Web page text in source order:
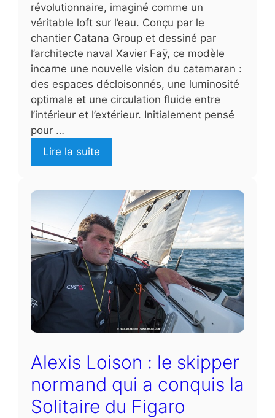
révolutionnaire, imaginé comme un
véritable loft sur l’eau. Conçu par le
chantier Catana Group et dessiné par
l’architecte naval Xavier Faÿ, ce modèle
incarne une nouvelle vision du catamaran :
des espaces décloisonnés, une luminosité
optimale et une circulation fluide entre
l’intérieur et l’extérieur. Initialement pensé
pour …
Lire la suite
Alexis Loison : le skipper
normand qui a conquis la
Solitaire du Figaro